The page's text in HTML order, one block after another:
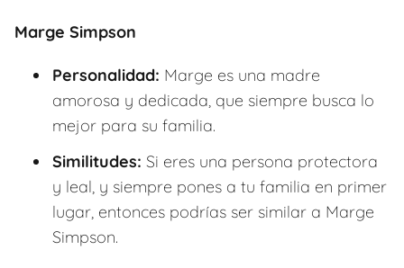
Marge Simpson
Personalidad: Marge es una madre
amorosa y dedicada, que siempre busca lo
mejor para su familia.
Similitudes: Si eres una persona protectora
y leal, y siempre pones a tu familia en primer
lugar, entonces podrías ser similar a Marge
Simpson.